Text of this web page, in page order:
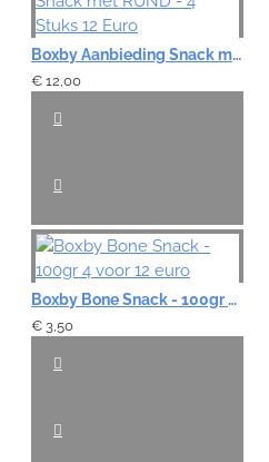
Boxby Aanbieding Snack met RUND - 4 Stuks 12 Euro
€ 12,00
Boxby Bone Snack - 100gr 4 voor 12 euro
€ 3,50